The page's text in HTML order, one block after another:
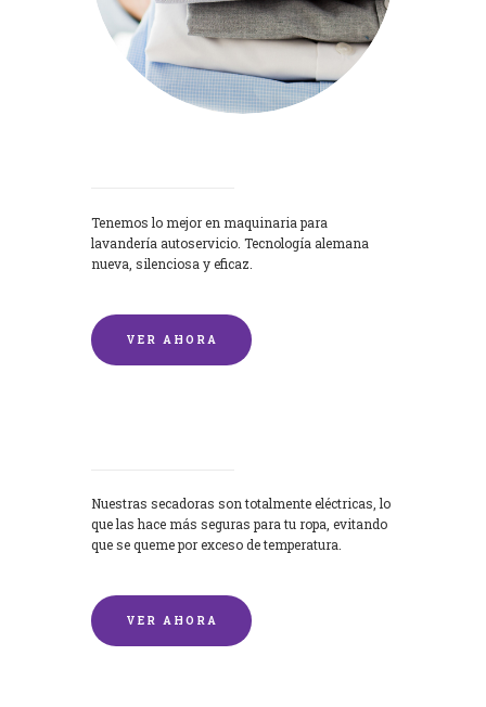
Tenemos lo mejor en maquinaria para
lavandería autoservicio. Tecnología alemana
nueva, silenciosa y eficaz.
VER AHORA
Nuestras secadoras son totalmente eléctricas, lo
que las hace más seguras para tu ropa, evitando
que se queme por exceso de temperatura.
VER AHORA